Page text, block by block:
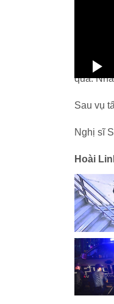
Truyền
qua.
Sau vụ
Nghị sĩ
Hoài